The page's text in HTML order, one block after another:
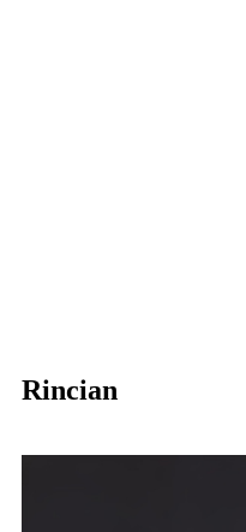
Rincian